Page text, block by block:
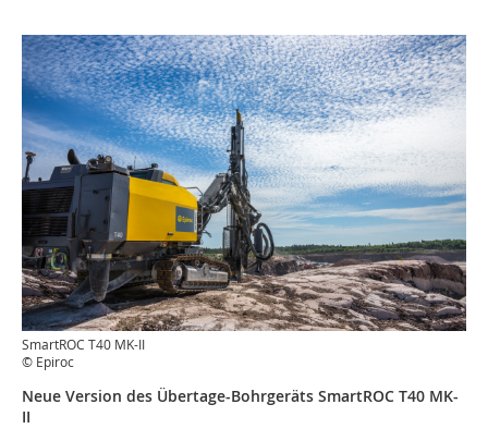
SmartROC T40 MK-II
© Epiroc
Neue Version des Übertage-Bohrgeräts SmartROC T40 MK-
II